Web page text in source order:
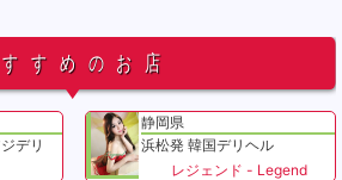
すめのお店
デリ
静岡県
浜松発 韓国デリヘル
レジェンド - Legend